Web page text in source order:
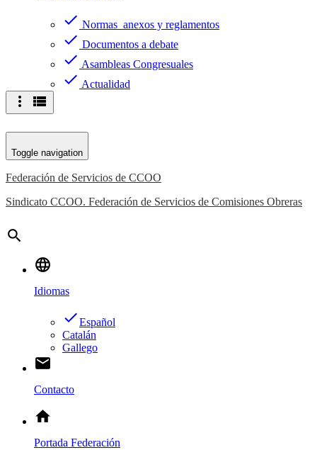
check Normas anexos y reglamentos
check Documentos a debate
check Asambleas Congresuales
check Actualidad
more_vert view_list
Toggle navigation
Federación de Servicios de CCOO
Sindicato CCOO. Federación de Servicios de Comisiones Obreras
search
language
Idiomas
doneEspañol
Catalán
Gallego
email
Contacto
home
Portada Federación